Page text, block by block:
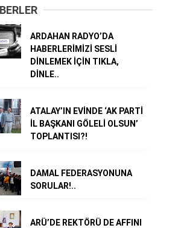
ARDAHAN RADYO’DA
HABERLERİMİZİ SESLİ
DİNLEMEK İÇİN TIKLA,
DİNLE..
ATALAY’IN EVİNDE ‘AK PARTİ
İL BAŞKANI GÖLELİ OLSUN’
TOPLANTISI?!
DAMAL FEDERASYONUNA
SORULAR!..
ARÜ’DE REKTÖRÜ DE AFFINI